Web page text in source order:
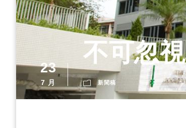
23
7 月
不可忽
新聞稿